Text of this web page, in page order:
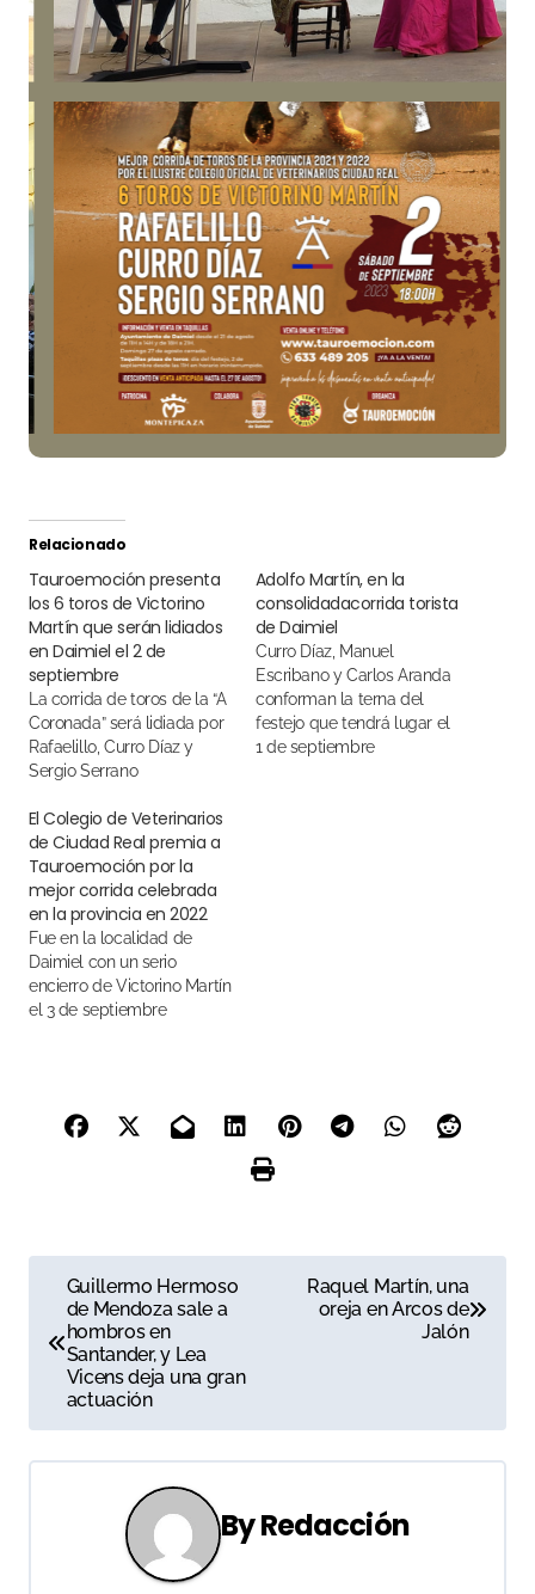
Relacionado
Tauroemoción presenta
los 6 toros de Victorino
Martín que serán lidiados
en Daimiel el 2 de
septiembre
Coronada” será lidiada por
Rafaelillo, Curro Díaz y
Sergio Serrano
Adolfo Martín, en la
consolidadacorrida torista
de Daimiel
Curro Díaz, Manuel
Escribano y Carlos Aranda
conforman la terna del
festejo que tendrá lugar el
1 de septiembre
El Colegio de Veterinarios
de Ciudad Real premia a
Tauroemoción por la
mejor corrida celebrada
en la provincia en 2022
Fue en la localidad de
Daimiel con un serio
encierro de Victorino Martín
el 3 de septiembre
a
e
g
Guillermo Hermoso
de Mendoza sale a
hombros en
Santander, y Lea
Vicens deja una gran
actuación
Raquel Martín, una
oreja en Arcos de
Jalón
ByRedacción